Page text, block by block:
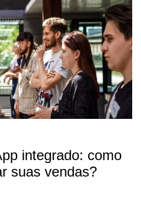
integrado: como
suas vendas?